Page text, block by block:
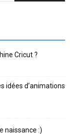
Cricut ?
idées d’animations
naissance :)